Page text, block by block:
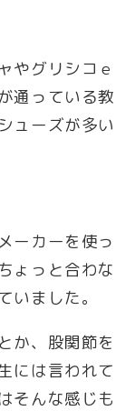
やグリシコｅ
通っている教
ューズが多い
ーカーを使っ
ょっと合わな
ました。
か、股関節を
には言われて
そんな感じも